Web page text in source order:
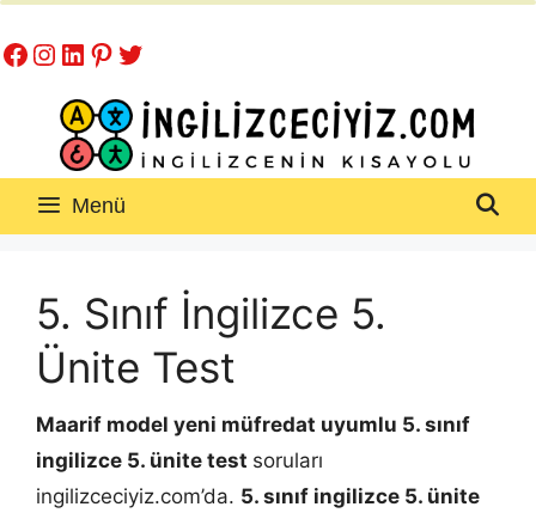
atla
Facebook
Instagram
LinkedIn
Pinterest
Twitter
Menü
5. Sınıf İngilizce 5.
Ünite Test
Maarif model yeni müfredat uyumlu 5. sınıf
ingilizce 5. ünite test soruları
ingilizceciyiz.com’da. 5. sınıf ingilizce 5. ünite